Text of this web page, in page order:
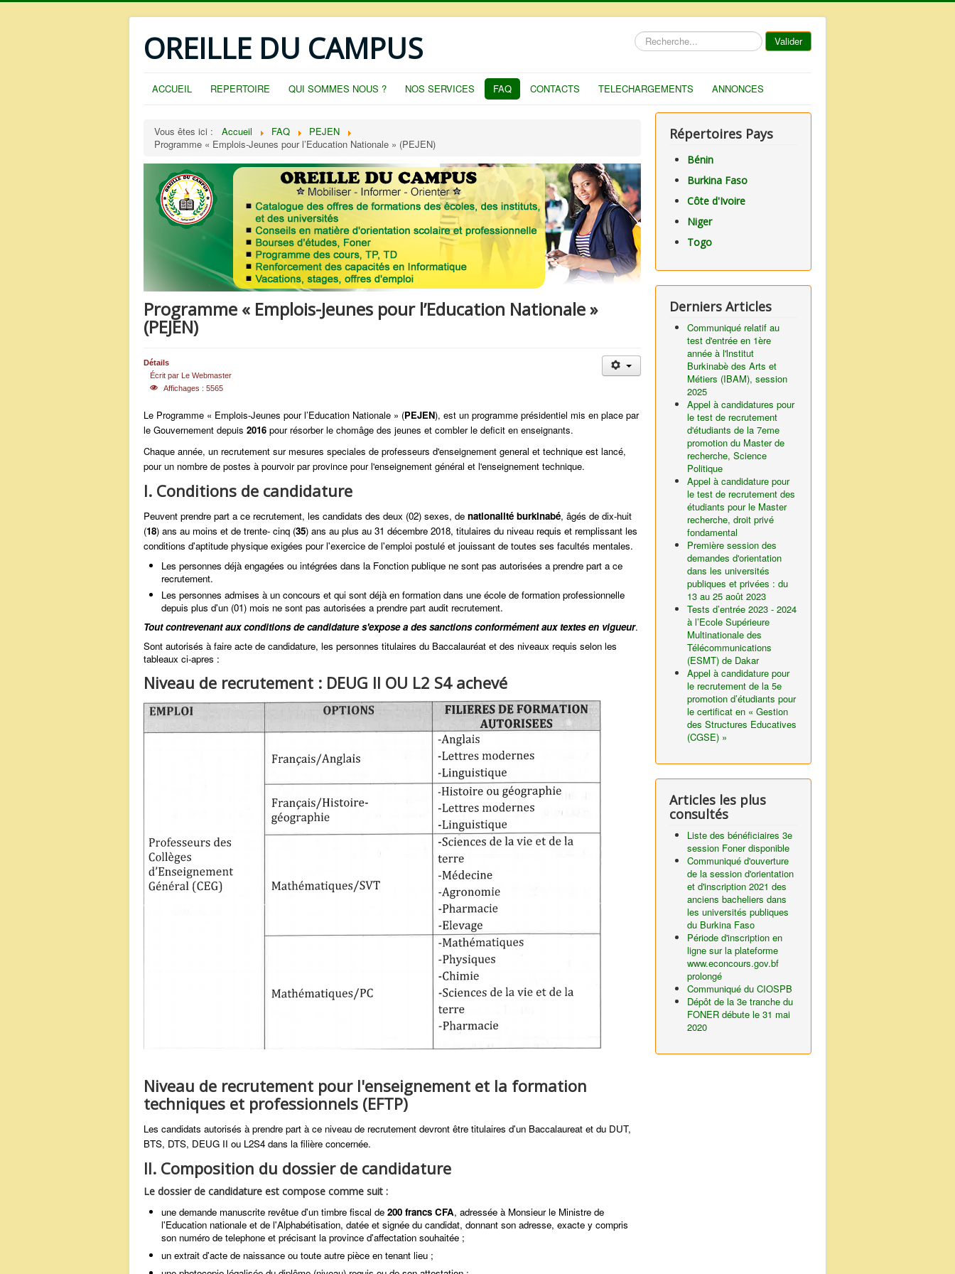
OREILLE DU CAMPUS Rechercher Valider
ACCUEIL REPERTOIRE QUI SOMMES NOUS ? NOS SERVICES FAQ CONTACTS TELECHARGEMENTS ANNONCES
Vous êtes ici : Accueil FAQ
PEJEN
Programme « Emplois-Jeunes pour l’Education Nationale » (PEJEN)
Programme « Emplois-Jeunes pour l’Education Nationale »
(PEJEN)
Détails
Écrit par Le Webmaster
Affichages : 5565
Le Programme « Emplois-Jeunes pour l’Education Nationale » (PEJEN), est un programme présidentiel mis en place par
le Gouvernement depuis 2016 pour résorber le chomâge des jeunes et combler le deficit en enseignants.
Chaque année, un recrutement sur mesures speciales de professeurs d'enseignement general et technique est lancé,
pour un nombre de postes à pourvoir par province pour l'enseignement général et l'enseignement technique.
I. Conditions de candidature
Peuvent prendre part a ce recrutement, les candidats des deux (02) sexes, de nationalité burkinabé, âgés de dix-huit
(18) ans au moins et de trente- cinq (35) ans au plus au 31 décembre 2018, titulaires du niveau requis et remplissant les
conditions d'aptitude physique exigées pour l'exercice de l'emploi postulé et jouissant de toutes ses facultés mentales.
Les personnes déjà engagées ou intégrées dans la Fonction publique ne sont pas autorisées a prendre part a ce
recrutement.
Les personnes admises à un concours et qui sont déjà en formation dans une école de formation professionnelle
depuis plus d'un (01) mois ne sont pas autorisées a prendre part audit recrutement.
Tout contrevenant aux conditions de candidature s'expose a des sanctions conformément aux textes en vigueur.
Sont autorisés à faire acte de candidature, les personnes titulaires du Baccalauréat et des niveaux requis selon les
tableaux ci-apres :
Niveau de recrutement : DEUG II OU L2 S4 achevé
Niveau de recrutement pour l'enseignement et la formation
techniques et professionnels (EFTP)
Les candidats autorisés à prendre part à ce niveau de recrutement devront être titulaires d'un Baccalaureat et du DUT,
BTS, DTS, DEUG II ou L2S4 dans la filière concernée.
II. Composition du dossier de candidature
Le dossier de candidature est compose comme suit :
une demande manuscrite revêtue d'un timbre fiscal de 200 francs CFA, adressée à Monsieur le Ministre de
l'Education nationale et de l'Alphabétisation, datée et signée du candidat, donnant son adresse, exacte y compris
son numéro de telephone et précisant la province d'affectation souhaitée ;
un extrait d'acte de naissance ou toute autre pièce en tenant lieu ;
Répertoires Pays
Bénin
Burkina Faso
Côte d'Ivoire
Niger
Togo
Derniers Articles
Communiqué relatif au
test d'entrée en 1ère
année à l'lnstitut
Burkinabè des Arts et
Métiers (IBAM), session
2025
Appel à candidatures pour
le test de recrutement
d'étudiants de la 7eme
promotion du Master de
recherche, Science
Politique
Appel à candidature pour
le test de recrutement des
étudiants pour le Master
recherche, droit privé
fondamental
Première session des
demandes d'orientation
dans les universités
publiques et privées : du
13 au 25 août 2023
Tests d’entrée 2023 - 2024
à l’Ecole Supérieure
Multinationale des
Télécommunications
(ESMT) de Dakar
Appel à candidature pour
le recrutement de la 5e
promotion d’étudiants pour
le certificat en « Gestion
des Structures Educatives
(CGSE) »
Articles les plus
consultés
Liste des bénéficiaires 3e
session Foner disponible
Communiqué d'ouverture
de la session d'orientation
et d'inscription 2021 des
anciens bacheliers dans
les universités publiques
du Burkina Faso
Période d'inscription en
ligne sur la plateforme
www.econcours.gov.bf
prolongé
Communiqué du CIOSPB
Dépôt de la 3e tranche du
FONER débute le 31 mai
2020